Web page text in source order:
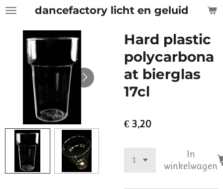
Ga
hoofdinhoud
dancefactory licht en geluid
Hard plastic
polycarbona
at bierglas
17cl
€ 3,20
In
winkelwagen